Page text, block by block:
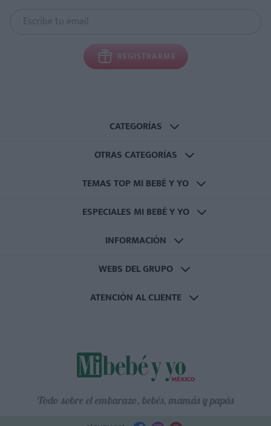
REGISTRARME
CATEGORÍAS
OTRAS CATEGORÍAS
TEMAS TOP MI BEBÉ Y YO
ESPECIALES MI BEBÉ Y YO
INFORMACIÓN
WEBS DEL GRUPO
ATENCIÓN AL CLIENTE
Todo sobre el embarazo, bebés, mamás y papás